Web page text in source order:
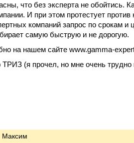
что без эксперта не обойтись.
И при этом протестует против
компаний запрос по срокам и
самую быструю и не дорогую.
на нашем сайте www.gamma-
(я прочел, но мне очень
Максим